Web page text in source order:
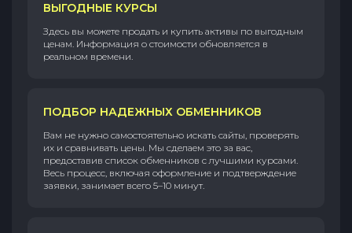
ВЫГОДНЫЕ КУРСЫ
Здесь вы можете продать и купить активы по выгодным
ценам. Информация о стоимости обновляется в
реальном времени.
ПОДБОР НАДЕЖНЫХ ОБМЕННИКОВ
Вам не нужно самостоятельно искать сайты, проверять
их и сравнивать цены. Мы сделаем это за вас,
предоставив список обменников с лучшими курсами.
Весь процесс, включая оформление и подтверждение
заявки, занимает всего 5–10 минут.